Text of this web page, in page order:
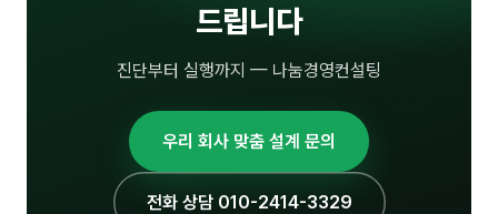
드립니다
진단부터 실행까지 — 나눔경영컨설팅
우리 회사 맞춤 설계 문의
전화 상담 010-2414-3329